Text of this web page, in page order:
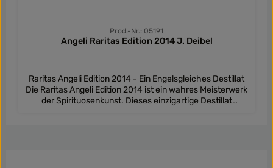
Prod.-Nr.: 05191
Angeli Raritas Edition 2014 J. Deibel
Raritas Angeli Edition 2014 - Ein Engelsgleiches Destillat
Die Raritas Angeli Edition 2014 ist ein wahres Meisterwerk
der Spirituosenkunst. Dieses einzigartige Destillat